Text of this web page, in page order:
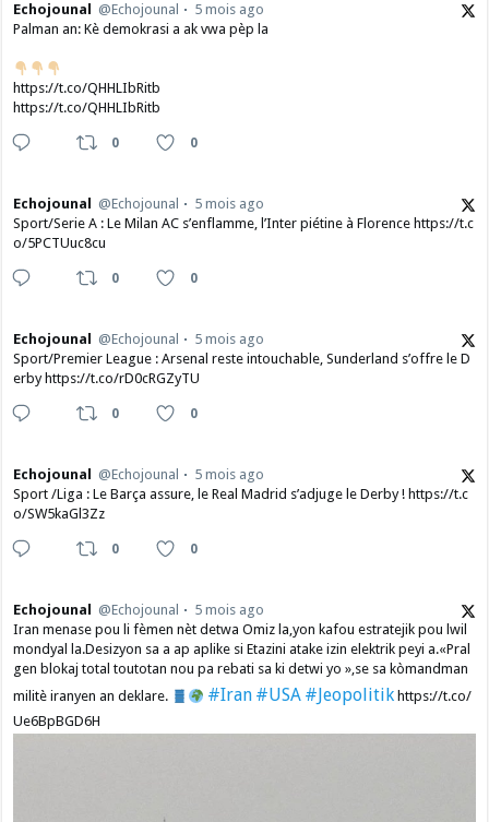
Echojounal @Echojounal
5 mois ago
Palman an: Kè demokrasi a ak vwa pèp la
https://t.co/QHHLIbRitb
https://t.co/QHHLIbRitb
0 0
Echojounal @Echojounal
5 mois ago
Sport/Serie A : Le Milan AC s’enflamme, l’Inter piétine à Florence https://t.c
o/5PCTUuc8cu
0 0
Echojounal @Echojounal
5 mois ago
Sport/Premier League : Arsenal reste intouchable, Sunderland s’offre le D
erby https://t.co/rD0cRGZyTU
0 0
Echojounal @Echojounal
5 mois ago
Sport /Liga : Le Barça assure, le Real Madrid s’adjuge le Derby ! https://t.c
o/SW5kaGl3Zz
0 0
Echojounal @Echojounal
5 mois ago
Iran menase pou li fèmen nèt detwa Omiz la,yon kafou estratejik pou lwil
mondyal la.Desizyon sa a ap aplike si Etazini atake izin elektrik peyi a.​«Pral
gen blokaj total toutotan nou pa rebati sa ki detwi yo »,se sa kòmandman
militè iranyen an deklare.
#Iran #USA #Jeopolitikhttps://t.co/
Ue6BpBGD6H